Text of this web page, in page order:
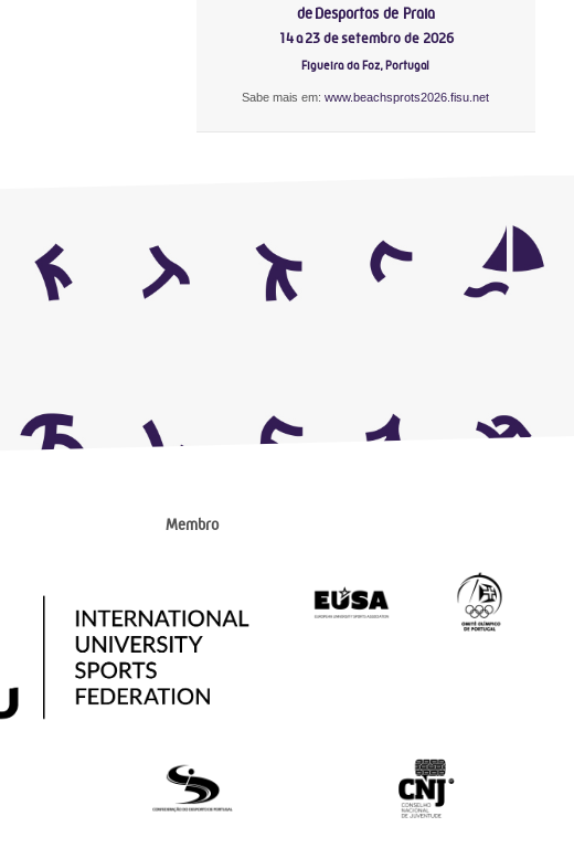
de Desportos de Praia
14 a 23 de setembro de 2026
Figueira da Foz, Portugal
Sabe mais em:www.beachsprots2026.fisu.net
Membro